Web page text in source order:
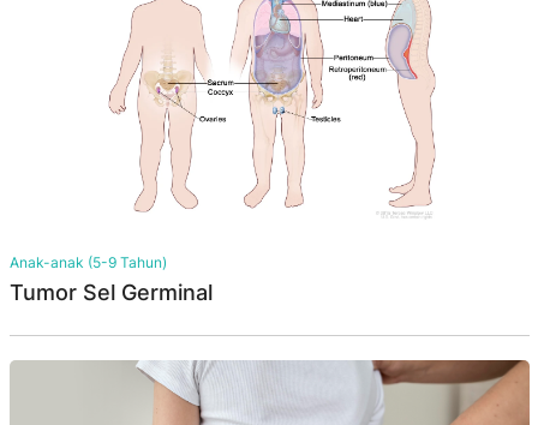
Anak-anak (5-9 Tahun)
Tumor Sel Germinal